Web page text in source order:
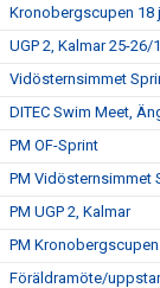
Kronobergscupen 18
UGP 2, Kalmar 25-26/
Vidösternsimmet
DITEC Swim Meet,
PM OF-Sprint
PM Vidösternsimmet
PM UGP 2, Kalmar
PM
Föräldramöte/